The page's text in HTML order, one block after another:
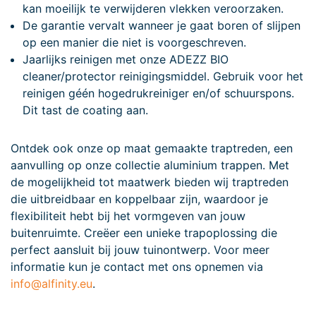
kan moeilijk te verwijderen vlekken veroorzaken.
De garantie vervalt wanneer je gaat boren of slijpen
op een manier die niet is voorgeschreven.
Jaarlijks reinigen met onze ADEZZ BIO
cleaner/protector reinigingsmiddel. Gebruik voor het
reinigen géén hogedrukreiniger en/of schuurspons.
Dit tast de coating aan.
Ontdek ook onze op maat gemaakte traptreden, een
aanvulling op onze collectie aluminium trappen. Met
de mogelijkheid tot maatwerk bieden wij traptreden
die uitbreidbaar en koppelbaar zijn, waardoor je
flexibiliteit hebt bij het vormgeven van jouw
buitenruimte. Creëer een unieke trapoplossing die
perfect aansluit bij jouw tuinontwerp. Voor meer
informatie kun je contact met ons opnemen via
info@alfinity.eu.